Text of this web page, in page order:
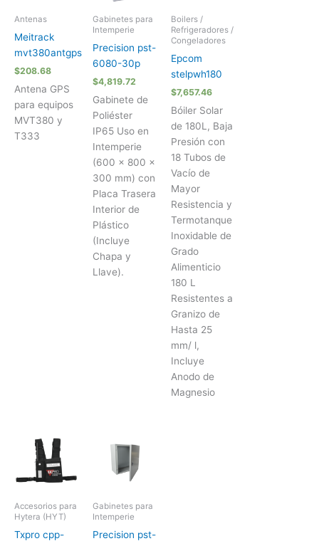
Antenas
Meitrack
mvt380antgps
$208.68
Antena GPS
para equipos
MVT380 y
T333
Gabinetes para
Intemperie
Precision pst-
6080-30p
$4,819.72
Gabinete de
Poliéster
IP65 Uso en
Intemperie
(600 x 800 x
300 mm) con
Placa Trasera
Interior de
Plástico
(Incluye
Chapa y
Llave).
Boilers /
Refrigeradores /
Congeladores
Epcom
stelpwh180
$7,657.46
Bóiler Solar
de 180L, Baja
Presión con
18 Tubos de
Vacío de
Mayor
Resistencia y
Termotanque
Inoxidable de
Grado
Alimenticio
180 L
Resistentes a
Granizo de
Hasta 25
mm/ l,
Incluye
Anodo de
Magnesio
Accesorios para
Hytera (HYT)
Txpro cpp-
Gabinetes para
Intemperie
Precision pst-